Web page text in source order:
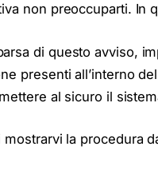
non preoccuparti. In
di questo avviso,
presenti all’interno
al sicuro il
mostrarvi la procedura